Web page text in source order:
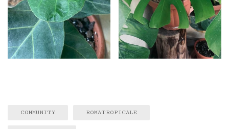
COMMUNITY ROMATROPICALE